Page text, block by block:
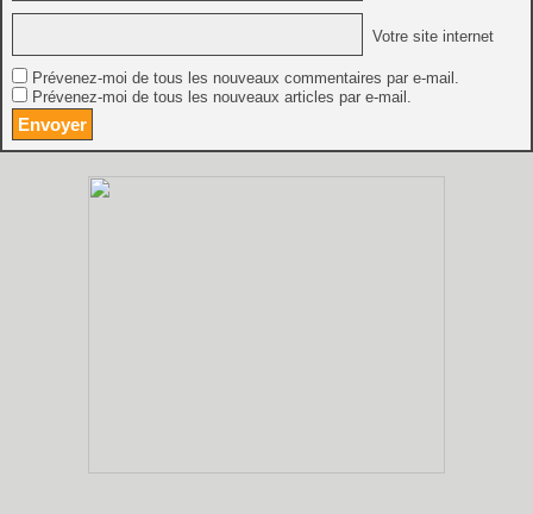
Votre site internet
Prévenez-moi de tous les nouveaux commentaires par e-mail.
Prévenez-moi de tous les nouveaux articles par e-mail.